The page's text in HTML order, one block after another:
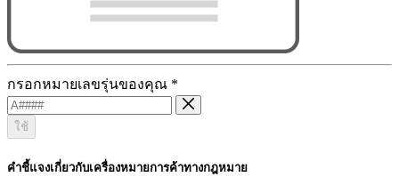
กรอกหมายเลขรุ่นของคุณ *
ใช้
คำชี้แจงเกี่ยวกับเครื่องหมายการค้าทางกฎหมาย